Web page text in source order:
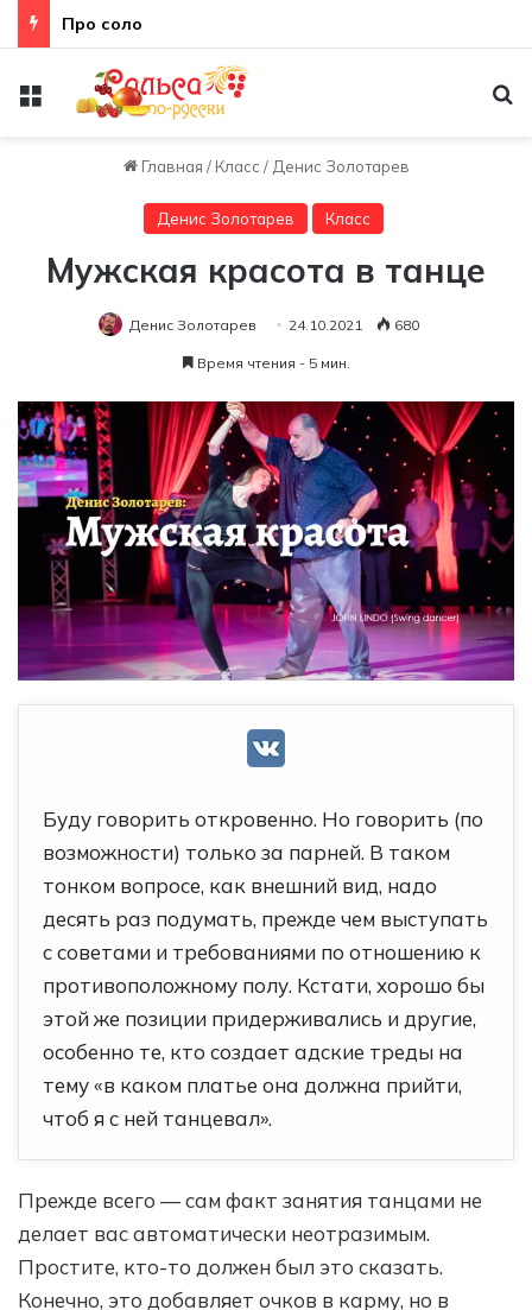
Про соло
Меню
Главная / Класс / Денис Золотарев
Денис Золотарев Класс
Мужская красота в танце
Денис Золотарев 24.10.2021 680
Время чтения - 5 мин.
Буду говорить откровенно. Но говорить (по
возможности) только за парней. В таком
тонком вопросе, как внешний вид, надо
десять раз подумать, прежде чем выступать
с советами и требованиями по отношению к
противоположному полу. Кстати, хорошо бы
этой же позиции придерживались и другие,
особенно те, кто создает адские треды на
тему «в каком платье она должна прийти,
чтоб я с ней танцевал».
Прежде всего — сам факт занятия танцами не
делает вас автоматически неотразимым.
Простите, кто-то должен был это сказать.
Конечно, это добавляет очков в карму, но в